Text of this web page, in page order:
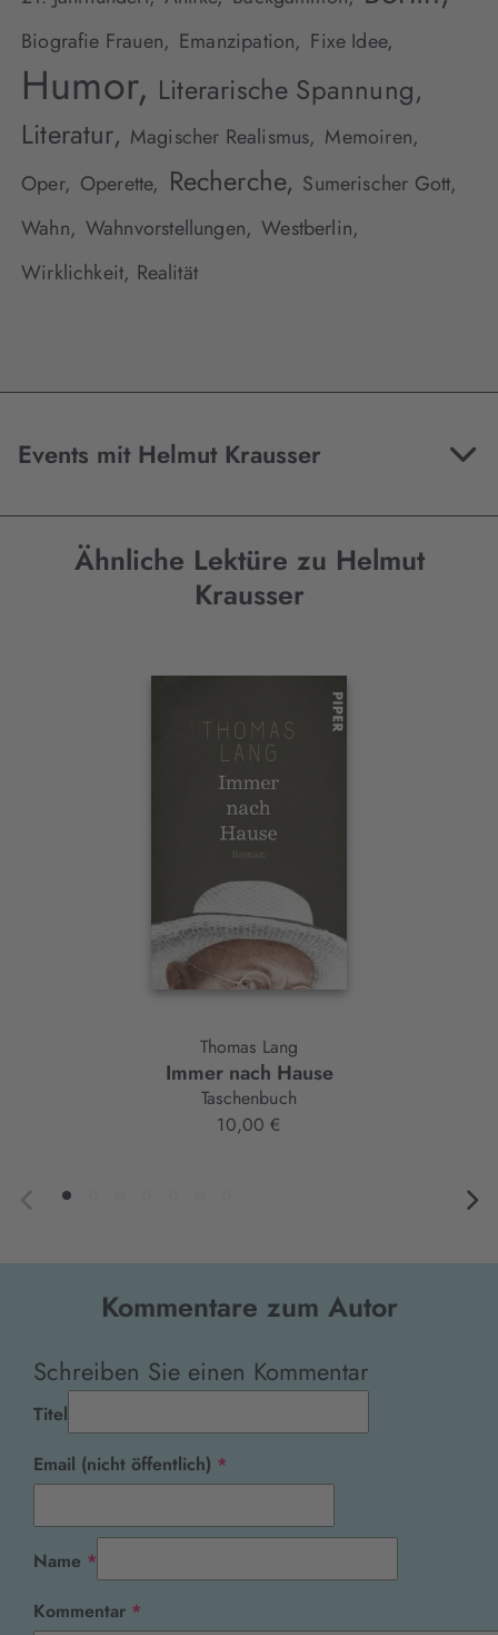
Biografie Frauen, Emanzipation, Fixe Idee,
Humor, Literarische Spannung,
Literatur, Magischer Realismus, Memoiren,
Oper, Operette, Recherche, Sumerischer Gott,
Wahn, Wahnvorstellungen, Westberlin,
Wirklichkeit, Realität
Events mit Helmut Krausser
Ähnliche Lektüre zu Helmut
Krausser
Thomas Lang
Immer nach Hause
Taschenbuch
10,00 €
Kommentare zum Autor
Schreiben Sie einen Kommentar
Titel
Email (nicht öffentlich) *
Name *
Kommentar *